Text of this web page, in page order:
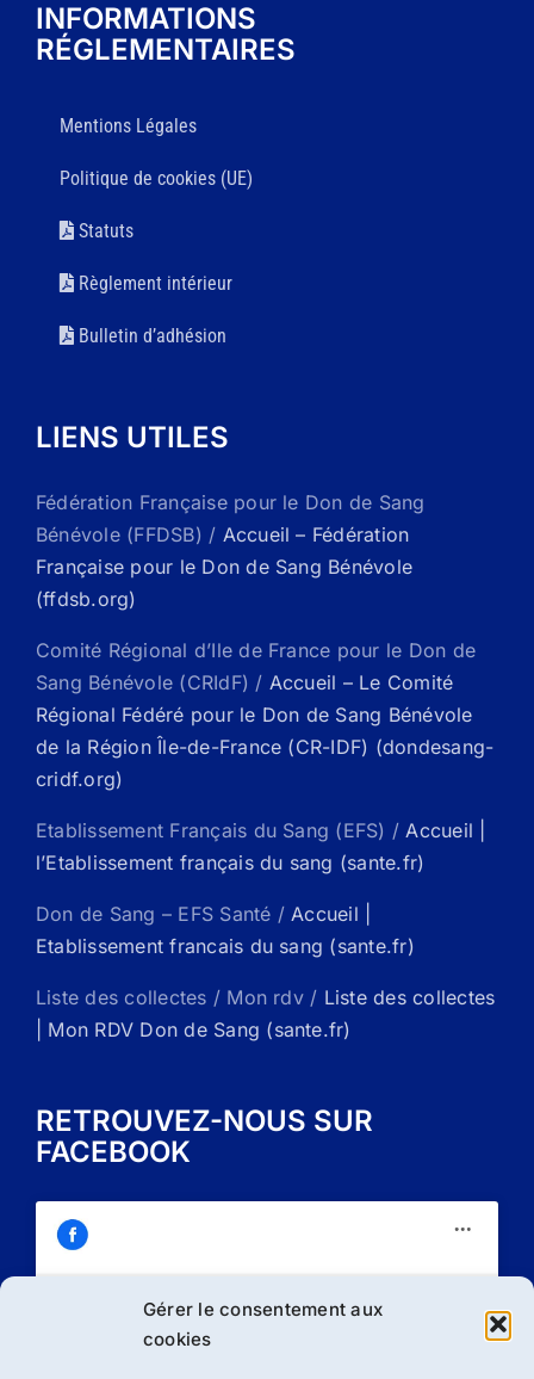
Gérer le consentement aux
cookies
INFORMATIONS
RÉGLEMENTAIRES
Mentions Légales
Politique de cookies (UE)
Statuts
Règlement intérieur
Bulletin d’adhésion
LIENS UTILES
Fédération Française pour le Don de Sang
Bénévole (FFDSB) / Accueil – Fédération
Française pour le Don de Sang Bénévole
(ffdsb.org)
Comité Régional d’Ile de France pour le Don de
Sang Bénévole (CRIdF) / Accueil – Le Comité
Régional Fédéré pour le Don de Sang Bénévole
de la Région Île-de-France (CR-IDF) (dondesang-
cridf.org)
Etablissement Français du Sang (EFS) /Accueil |
l’Etablissement français du sang (sante.fr)
Don de Sang – EFS Santé /Accueil |
Etablissement francais du sang (sante.fr)
Liste des collectes / Mon rdv / Liste des collectes
| Mon RDV Don de Sang (sante.fr)
RETROUVEZ-NOUS SUR
FACEBOOK
Cliquez sur « J’accepte » pour activer